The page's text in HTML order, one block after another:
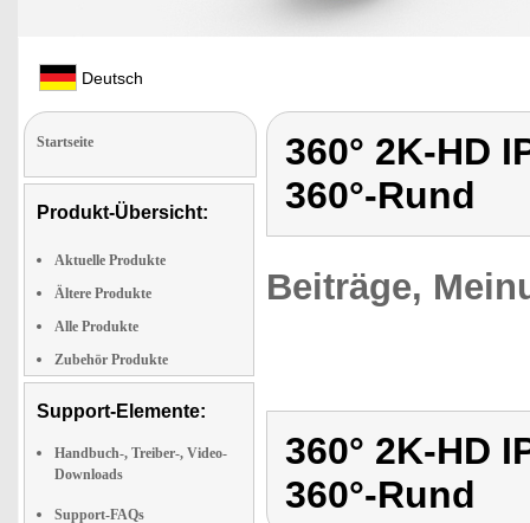
Deutsch
Startseite
Produkt-Übersicht:
Aktuelle Produkte
Ältere Produkte
Alle Produkte
Zubehör Produkte
Support-Elemente:
Handbuch-, Treiber-, Video-
Downloads
Support-FAQs
360° 2K-HD
360°-Rund
Beiträge,
360° 2K-HD
360°-Rund